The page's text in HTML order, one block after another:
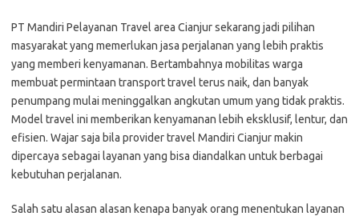
PT Mandiri Pelayanan Travel area Cianjur sekarang jadi pilihan
masyarakat yang memerlukan jasa perjalanan yang lebih praktis
yang memberi kenyamanan. Bertambahnya mobilitas warga
membuat permintaan transport travel terus naik, dan banyak
penumpang mulai meninggalkan angkutan umum yang tidak praktis.
Model travel ini memberikan kenyamanan lebih eksklusif, lentur, dan
efisien. Wajar saja bila provider travel Mandiri Cianjur makin
dipercaya sebagai layanan yang bisa diandalkan untuk berbagai
kebutuhan perjalanan.
Salah satu alasan alasan kenapa banyak orang menentukan layanan